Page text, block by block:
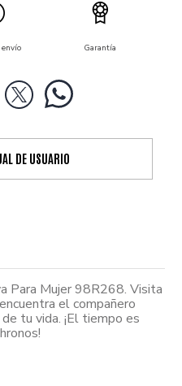
Garantía
DE USUARIO
Para Mujer 98R268. Visita
el compañero
tu vida. ¡El tiempo es